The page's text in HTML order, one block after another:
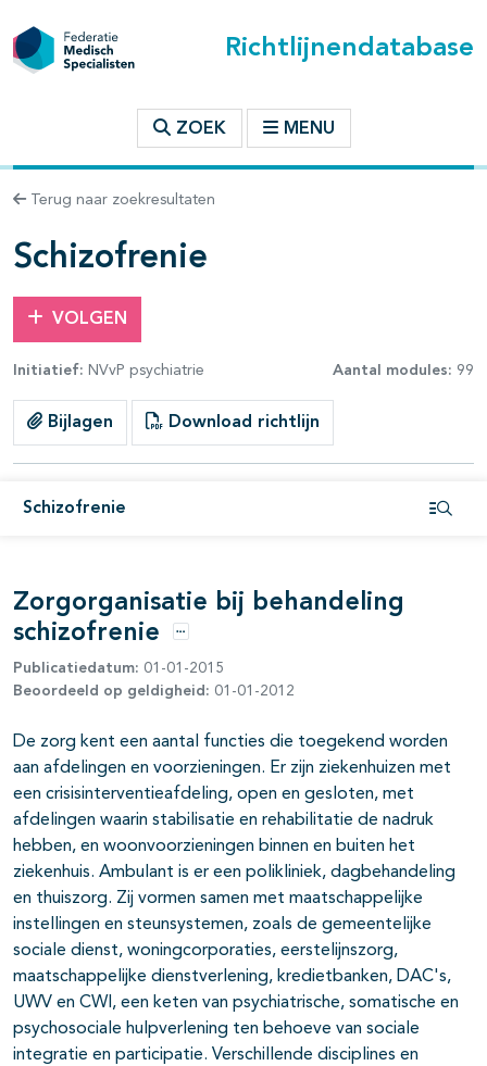
Richtlijnendatabase
ZOEK MENU
Terug naar zoekresultaten
Schizofrenie
VOLGEN
Initiatief: NVvP psychiatrie Aantal modules: 99
Bijlagen Download richtlijn
Schizofrenie
binnen deze richtlijn
open- en dichtklappen
open- en dichtklappen
open- en dichtklappen
open- en dichtklappen
open- en dichtklappen
Zorgorganisatie bij behandeling
schizofrenie
Opties
Publicatiedatum: 01-01-2015
Beoordeeld op geldigheid: 01-01-2012
De zorg kent een aantal functies die toegekend worden
aan afdelingen en voorzieningen. Er zijn ziekenhuizen met
een crisisinterventieafdeling, open en gesloten, met
afdelingen waarin stabilisatie en rehabilitatie de nadruk
hebben, en woonvoorzieningen binnen en buiten het
ziekenhuis. Ambu­lant is er een polikliniek, dagbehandeling
en thuiszorg. Zij vormen samen met maatschappelijke
instellingen en steunsystemen, zoals de gemeente­lijke
sociale dienst, woningcorporaties, eerstelijnszorg,
maatschappelijke dienstverlening, kredietbanken, DAC's,
UWV en CWI, een keten van psychi­atrische, somatische en
psychosociale hulpverlening ten behoeve van sociale
integratie en participatie. Verschillende disciplines en